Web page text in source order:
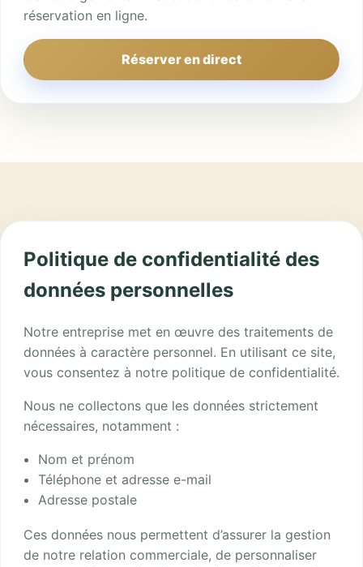
réservation en ligne.
Réserver en direct
Politique de confidentialité des
données personnelles
Notre entreprise met en œuvre des traitements de
données à caractère personnel. En utilisant ce site,
vous consentez à notre politique de confidentialité.
Nous ne collectons que les données strictement
nécessaires, notamment :
Nom et prénom
Téléphone et adresse e-mail
Adresse postale
Ces données nous permettent d’assurer la gestion
de notre relation commerciale, de personnaliser